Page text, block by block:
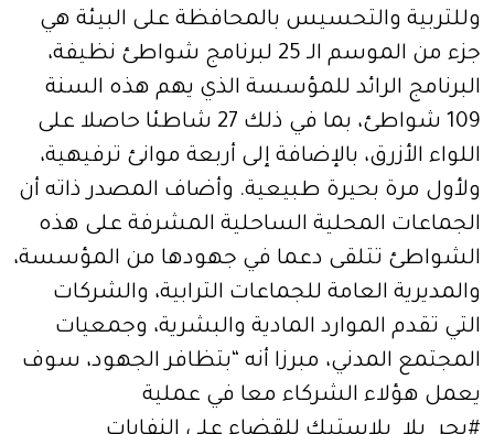
وللتربية والتحسيس بالمحافظة على البيئة هي
جزء من الموسم الـ 25 لبرنامج شواطئ نظيفة،
البرنامج الرائد للمؤسسة الذي يهم هذه السنة
109 شواطئ، بما في ذلك 27 شاطئا حاصلا على
اللواء الأزرق، بالإضافة إلى أربعة موانئ ترفيهية،
ولأول مرة بحيرة طبيعية. وأضاف المصدر ذاته أن
الجماعات المحلية الساحلية المشرفة على هذه
الشواطئ تتلقى دعما في جهودها من المؤسسة،
والمديرية العامة للجماعات الترابية، والشركات
التي تقدم الموارد المادية والبشرية، وجمعيات
المجتمع المدني، مبرزا أنه “بتظافر الجهود، سوف
يعمل هؤلاء الشركاء معا في عملية